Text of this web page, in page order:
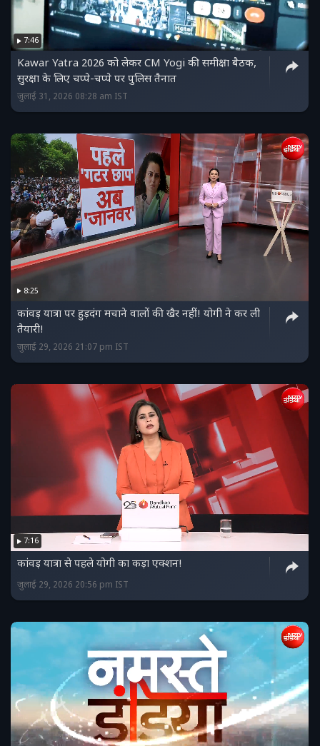
7:46
Kawar Yatra 2026 को लेकर CM Yogi की समीक्षा बैठक,
सुरक्षा के लिए चप्पे-चप्पे पर पुलिस तैनात
जुलाई 31, 2026 08:28 am IST
8:25
कांवड़ यात्रा पर हुड़दंग मचाने वालों की खैर नहीं! योगी ने कर ली
तैयारी!
जुलाई 29, 2026 21:07 pm IST
7:16
कांवड़ यात्रा से पहले योगी का कड़ा एक्शन!
जुलाई 29, 2026 20:56 pm IST